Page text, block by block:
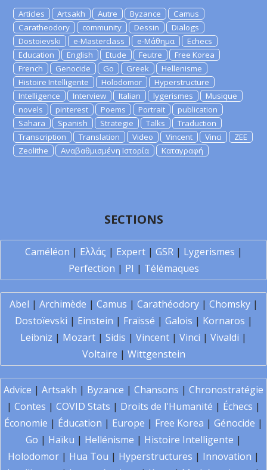
Articles Artsakh Autre Byzance
Camus
Caratheodory
community Dessin
Dialogs
Dostoievski
e-Masterclass e-Μάθημα
Echecs
Education
English Etude Feutre
Free Korea
French
Genocide Go Greek
Hellenisme
Histoire Intelligente
Holodomor
Hyperstructure
Intelligence
Interview Italian lygerismes
Musique
novels
pinterest Poems Portrait
publication
Sahara
Spanish Strategie Talks
Traduction
Transcription
Translation Video Vincent Vinci
ZEE
Zeolithe
Αναβαθμισμένη Ιστορία Καταγραφή
SECTIONS
Caméléon | Ελλάς | Expert| GSR| Lygerismes |
Perfection | PI | Télémaques
Abel | Archimède | Camus | Carathéodory| Chomsky|
Dostoïevski | Einstein | Fraïssé | Galois | Kornaros |
Leibniz | Mozart | Sidis | Vincent | Vinci | Vivaldi |
Voltaire | Wittgenstein
Advice | Artsakh | Byzance | Chansons | Chronostratégie
| Contes | COVID Stats | Droits de l'Humanité | Échecs |
Économie | Éducation | Europe | Free Korea | Génocide |
Go | Haïku | Hellénisme | Histoire Intelligente |
Holodomor | Hua Tou | Hyperstructures | Innovation |